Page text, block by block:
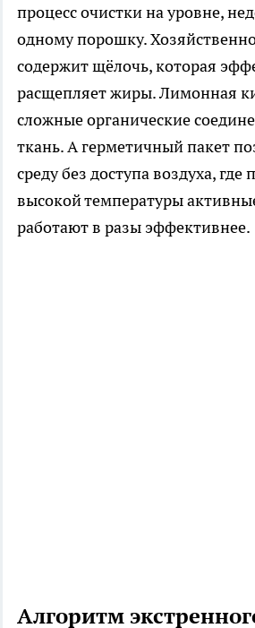
процесс очистки на уровне,
одному порошку.
содержит щёлочь, которая
расщепляет жиры. Лимонная
сложные органические
ткань. А герметичный пакет
среду без доступа воздуха,
высокой температуры
работают в разы эффективнее.
Алгоритм